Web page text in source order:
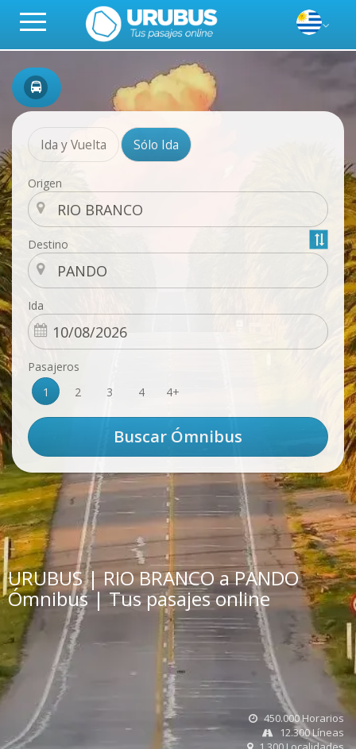
Ida y Vuelta Sólo Ida
Origen
Destino
Ida
Pasajeros
1
2 3 4 4+
URUBUS | RIO BRANCO a PANDO
Ómnibus | Tus pasajes online
450.000 Horarios
12.300 Líneas